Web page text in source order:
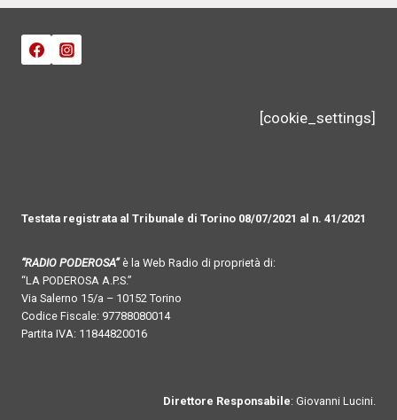
[cookie_settings]
Testata registrata al Tribunale di Torino 08/07/2021 al n. 41/2021
“RADIO PODEROSA”è la Web Radio di proprietà di:
“LA PODEROSA A.P.S.”
Via Salerno 15/a – 10152 Torino
Codice Fiscale: 97788080014
Partita IVA: 11844820016
Direttore Responsabile: Giovanni Lucini.